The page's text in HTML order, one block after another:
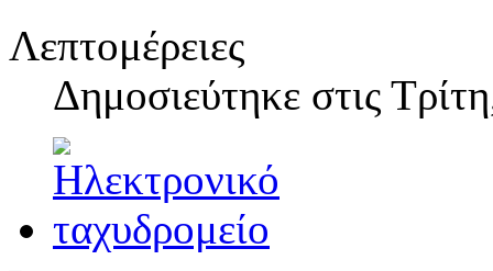
Λεπτομέρειες
Δημοσιεύτηκε στις